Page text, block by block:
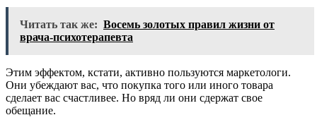
Читать так же: Восемь золотых правил жизни от
врача-психотерапевта
Этим эффектом, кстати, активно пользуются маркетологи.
Они убеждают вас, что покупка того или иного товара
сделает вас счастливее. Но вряд ли они сдержат свое
обещание.